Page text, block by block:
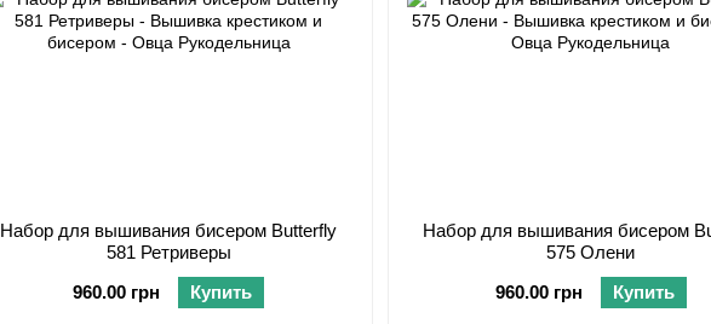
Набор для вышивания бисером Butterfly
581 Ретриверы
960.00 грн
Купить
Набор для вышивания бисером
575 Олени
960.00 грн
Купить